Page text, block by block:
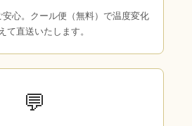
心。クール便（無料）で温度変化
て直送いたします。
💬